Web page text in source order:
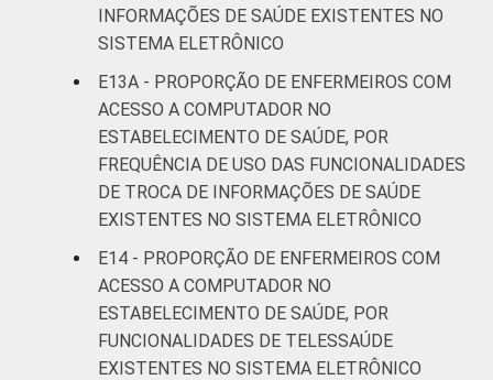
INFORMAÇÕES DE SAÚDE EXISTENTES NO
SISTEMA ELETRÔNICO
E13A - PROPORÇÃO DE ENFERMEIROS COM
ACESSO A COMPUTADOR NO
ESTABELECIMENTO DE SAÚDE, POR
FREQUÊNCIA DE USO DAS FUNCIONALIDADES
DE TROCA DE INFORMAÇÕES DE SAÚDE
EXISTENTES NO SISTEMA ELETRÔNICO
E14 - PROPORÇÃO DE ENFERMEIROS COM
ACESSO A COMPUTADOR NO
ESTABELECIMENTO DE SAÚDE, POR
FUNCIONALIDADES DE TELESSAÚDE
EXISTENTES NO SISTEMA ELETRÔNICO